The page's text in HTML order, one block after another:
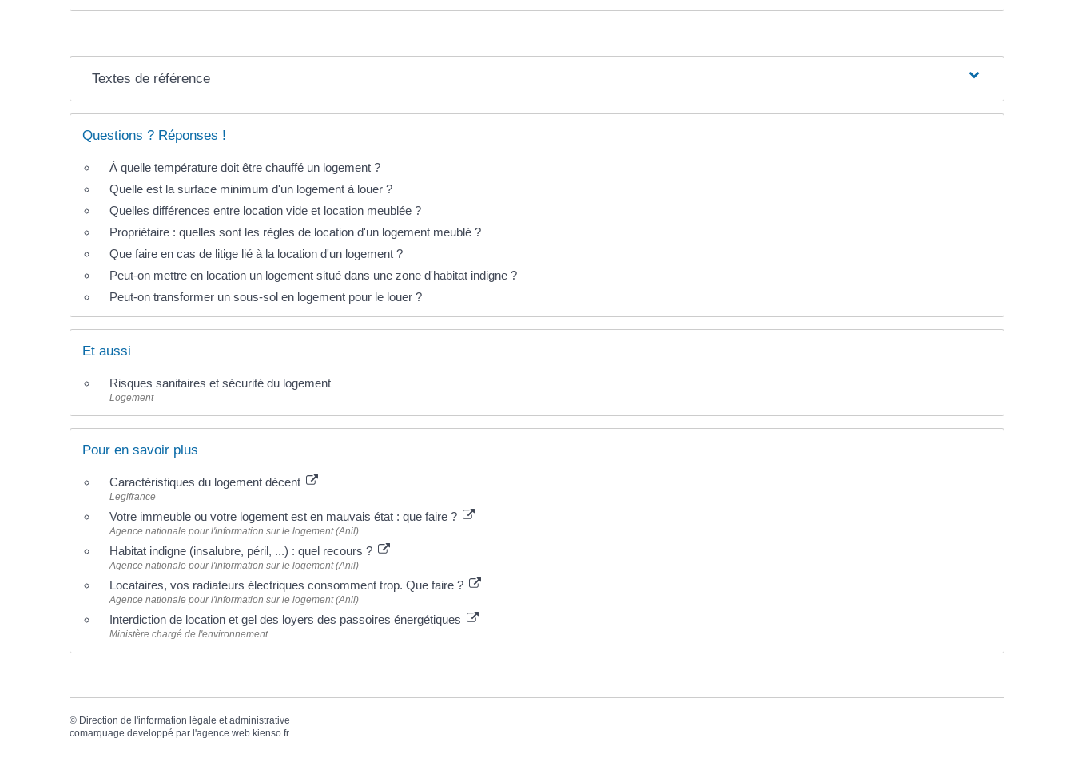
Textes de référence
Questions ? Réponses !
À quelle température doit être chauffé un logement ?
Quelle est la surface minimum d'un logement à louer ?
Quelles différences entre location vide et location meublée ?
Propriétaire : quelles sont les règles de location d'un logement meublé ?
Que faire en cas de litige lié à la location d'un logement ?
Peut-on mettre en location un logement situé dans une zone d'habitat indigne ?
Peut-on transformer un sous-sol en logement pour le louer ?
Et aussi
Risques sanitaires et sécurité du logement
Logement
Pour en savoir plus
Caractéristiques du logement décent
Legifrance
Votre immeuble ou votre logement est en mauvais état : que faire ?
Agence nationale pour l'information sur le logement (Anil)
Habitat indigne (insalubre, péril, ...) : quel recours ?
Agence nationale pour l'information sur le logement (Anil)
Locataires, vos radiateurs électriques consomment trop. Que faire ?
Agence nationale pour l'information sur le logement (Anil)
Interdiction de location et gel des loyers des passoires énergétiques
Ministère chargé de l'environnement
© Direction de l'information légale et administrative
comarquage developpé par l'agence web kienso.fr